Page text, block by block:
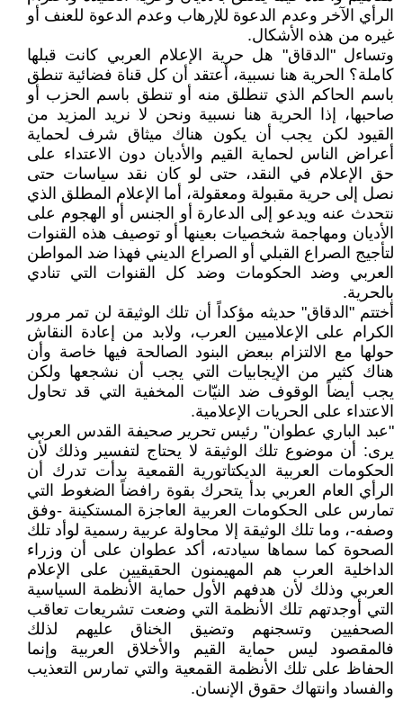
الرأي الآخر وعدم الدعوة للإرهاب وعدم الدعوة للعنف أو
غيره من هذه الأشكال.
وتساءل "الدقاق" هل حرية الإعلام العربي كانت قبلها
كاملة؟ الحرية هنا نسبية، أعتقد أن كل قناة فضائية تنطق
باسم الحاكم الذي تنطلق منه أو تنطق باسم الحزب أو
صاحبها، إذا الحرية هنا نسبية ونحن لا نريد المزيد من
القيود لكن يجب أن يكون هناك ميثاق شرف لحماية
أعراض الناس لحماية القيم والأديان دون الاعتداء على
حق الإعلام في النقد، حتى لو كان نقد سياسات حتى
نصل إلى حرية مقبولة ومعقولة، أما الإعلام المطلق الذي
نتحدث عنه ويدعو إلى الدعارة أو الجنس أو الهجوم على
الأديان ومهاجمة شخصيات بعينها أو توصيف هذه القنوات
لتأجيج الصراع القبلي أو الصراع الديني فهذا ضد المواطن
العربي وضد الحكومات وضد كل القنوات التي تنادي
بالحرية.
أختتم "الدقاق" حديثه مؤكداً أن تلك الوثيقة لن تمر مرور
الكرام على الإعلاميين العرب، ولابد من إعادة النقاش
حولها مع الالتزام ببعض البنود الصالحة فيها خاصة وأن
هناك كثير من الإيجابيات التي يجب أن نشجعها ولكن
يجب أيضاً الوقوف ضد النيّات المخفية التي قد تحاول
الاعتداء على الحريات الإعلامية.
"عبد الباري عطوان" رئيس تحرير صحيفة القدس العربي
يرى: أن موضوع تلك الوثيقة لا يحتاج لتفسير وذلك لأن
الحكومات العربية الديكتاتورية القمعية بدأت تدرك أن
الرأي العام العربي بدأ يتحرك بقوة رافضاً الضغوط التي
تمارس على الحكومات العربية العاجزة المستكينة -وفق
وصفه-، وما تلك الوثيقة إلا محاولة عربية رسمية لوأد تلك
الصحوة كما سماها سيادته، أكد عطوان على أن وزراء
الداخلية العرب هم المهيمنون الحقيقيين على الإعلام
العربي وذلك لأن هدفهم الأول حماية الأنظمة السياسية
التي أوجدتهم تلك الأنظمة التي وضعت تشريعات تعاقب
الصحفيين وتسجنهم وتضيق الخناق عليهم لذلك
فالمقصود ليس حماية القيم والأخلاق العربية وإنما
الحفاظ على تلك الأنظمة القمعية والتي تمارس التعذيب
والفساد وانتهاك حقوق الإنسان.